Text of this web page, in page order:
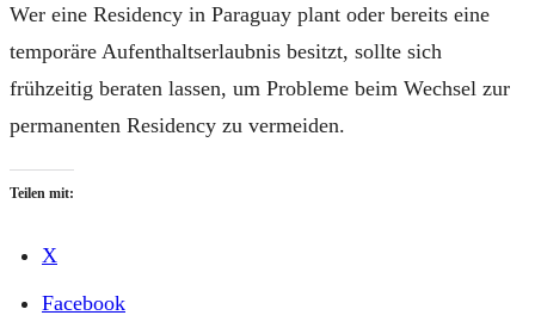
Wer eine Residency in Paraguay plant oder bereits eine
temporäre Aufenthaltserlaubnis besitzt, sollte sich
frühzeitig beraten lassen, um Probleme beim Wechsel zur
permanenten Residency zu vermeiden.
Teilen mit:
X
Facebook